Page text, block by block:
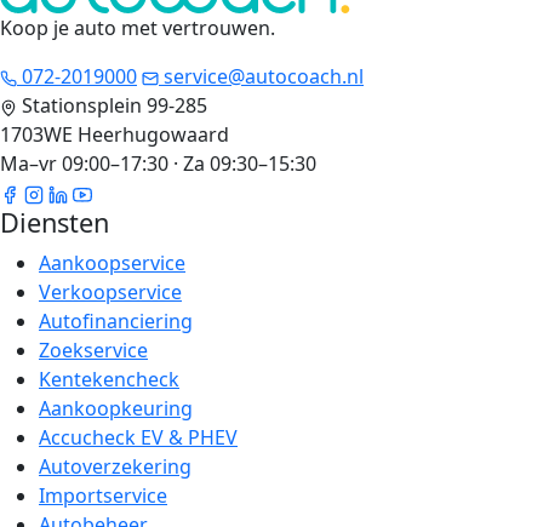
Koop je auto met vertrouwen.
072-2019000
service@autocoach.nl
Stationsplein 99-285
1703WE Heerhugowaard
Ma–vr 09:00–17:30 · Za 09:30–15:30
Diensten
Aankoopservice
Verkoopservice
Autofinanciering
Zoekservice
Kentekencheck
Aankoopkeuring
Accucheck EV & PHEV
Autoverzekering
Importservice